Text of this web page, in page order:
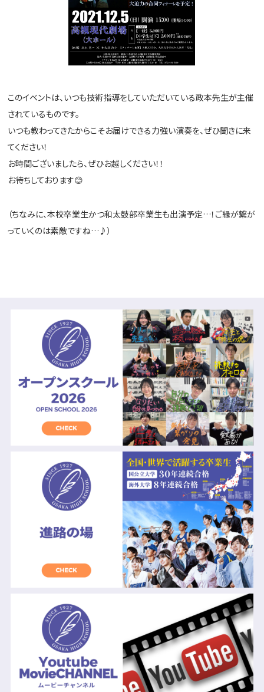
このイベントは、いつも技術指導をしていただいている政本先生が主催
されているものです。
いつも教わってきたからこそお届けできる力強い演奏を、ぜひ聞きに来
てください！
お時間ございましたら、ぜひお越しください！！
お待ちしております😊
（ちなみに、本校卒業生かつ和太鼓部卒業生も出演予定…！ご縁が繋が
っていくのは素敵ですね…♪）